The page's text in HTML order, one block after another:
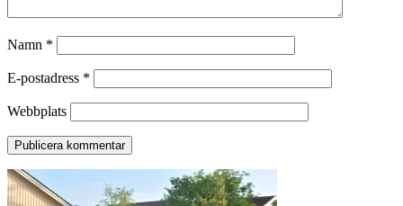
Namn *
E-postadress *
Webbplats